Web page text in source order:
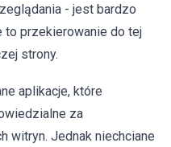
- jest bardzo
to przekierowanie do tej
strony.
aplikacje, które
za
witryn. Jednak niechciane